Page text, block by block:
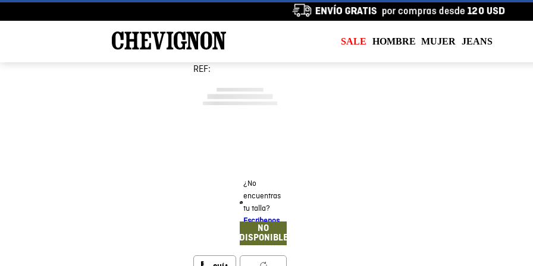
SALE HOMBRE MUJER JEANS
REF:
¿No
encuentras
tu talla?
Escribenos
NO
DISPONIBLE